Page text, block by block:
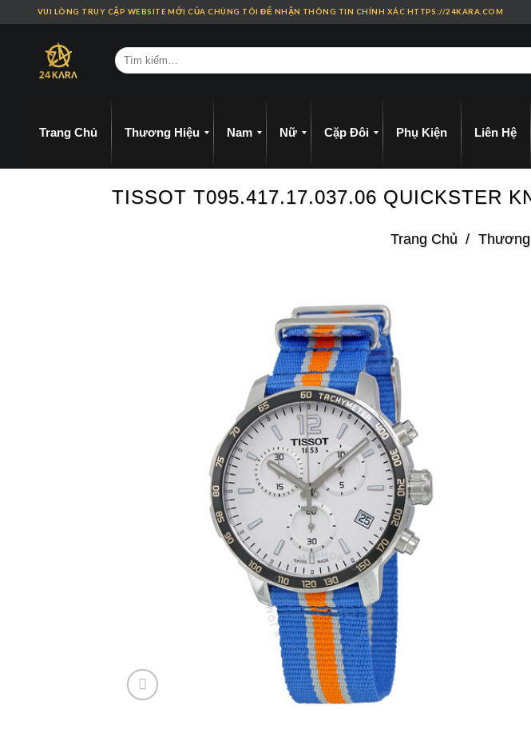
VUI LÒNG TRUY CẬP WEBSITE MỚI CỦA CHÚNG TÔI ĐỂ NHẬN THÔNG TIN CHÍNH XÁC HTTPS://24KARA.COM
Trang Chủ Thương Hiệu Nam Nữ Cặp Đôi Phụ Kiện Liên Hệ
TISSOT T095.417.17.037.06 QUICKSTER
Trang Chủ /